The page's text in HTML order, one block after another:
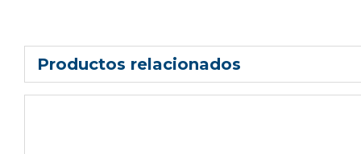
Productos relacionados